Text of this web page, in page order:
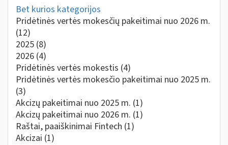
Bet kurios kategorijos
Pridėtinės vertės mokesčių pakeitimai nuo 2026 m.
(12)
2025 (8)
2026 (4)
Pridėtinės vertės mokestis (4)
Pridėtinės vertės mokesčio pakeitimai nuo 2025 m.
(3)
Akcizų pakeitimai nuo 2025 m. (1)
Akcizų pakeitimai nuo 2026 m. (1)
Raštai, paaiškinimai Fintech (1)
Akcizai (1)